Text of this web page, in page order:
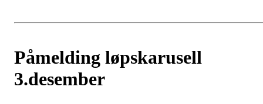
Påmelding løpskarusell
3.desember